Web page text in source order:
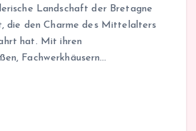
Landschaft der Bretagne
die den Charme des Mittelalters
hat. Mit ihren
Fachwerkhäusern…